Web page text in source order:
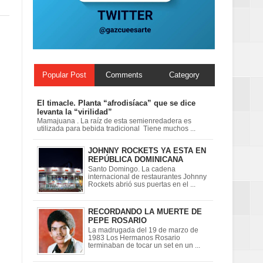
Popular Post Comments Category
El timacle. Planta “afrodisíaca” que se dice
levanta la “virilidad”
Mamajuana . La raíz de esta semienredadera es
utilizada para bebida tradicional Tiene muchos ...
JOHNNY ROCKETS YA ESTA EN
REPÚBLICA DOMINICANA
Santo Domingo. La cadena
internacional de restaurantes Johnny
Rockets abrió sus puertas en el ...
RECORDANDO LA MUERTE DE
PEPE ROSARIO
La madrugada del 19 de marzo de
1983 Los Hermanos Rosario
terminaban de tocar un set en un ...